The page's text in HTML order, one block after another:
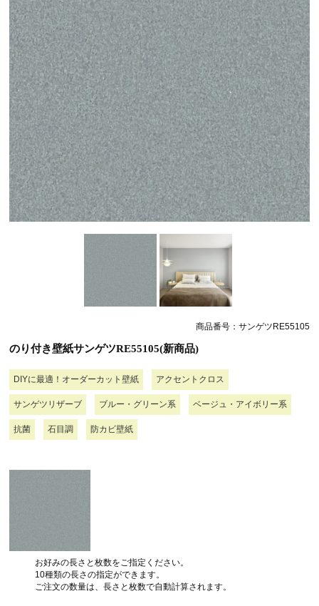
商品番号：サンゲツRE55105
のり付き壁紙サンゲツRE55105(新商品)
DIYに最適！オーダーカット壁紙 アクセントクロス
サンゲツリザーブ ブルー・グリーン系 ベージュ・アイボリー系
抗菌 石目調 防カビ壁紙
お好みの長さと枚数をご指定ください。
10種類の長さの指定ができます。
ご注文の数量は、長さと枚数で自動計算されます。